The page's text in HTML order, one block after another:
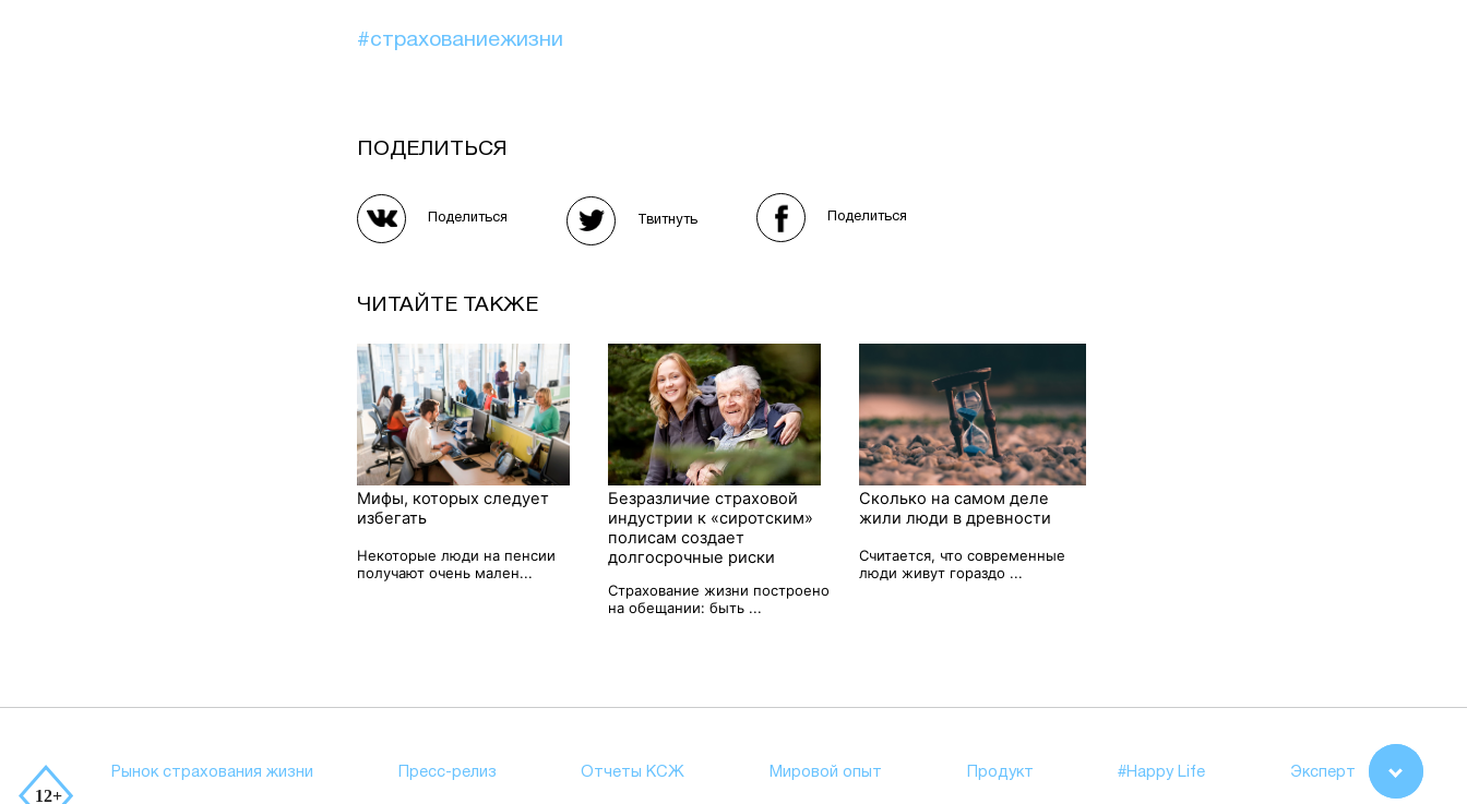
#страхованиежизни
ПОДЕЛИТЬСЯ
Поделиться Твитнуть Поделиться
ЧИТАЙТЕ ТАКЖЕ
Мифы, которых следует
избегать
Некоторые люди на пенсии
получают очень мален...
Безразличие страховой
индустрии к «сиротским»
полисам создает
долгосрочные риски
Страхование жизни построено
на обещании: быть ...
Сколько на самом деле
жили люди в древности
Считается, что современные
люди живут гораздо ...
Рынок страхования жизни Пресс-релиз Отчеты КСЖ Мировой опыт Продукт #Happy Life Эксперт